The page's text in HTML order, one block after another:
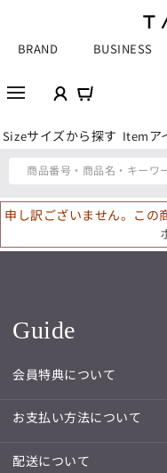
BRAND BUSINESS
Sizeサイズから探す Itemア
商品番号・商品名・キーワ
申し訳ございません。この
Guide
会員特典について
お支払い方法について
配送について